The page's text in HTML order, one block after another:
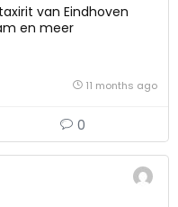
van Eindhoven
en meer
11 months ago
0